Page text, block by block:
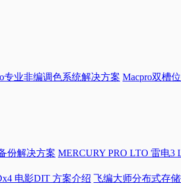
专业非编调色系统解决方案 Macpro双槽
份解决方案 MERCURY PRO LTO 雷电3
电影DIT 方案介绍 飞编大师分布式存